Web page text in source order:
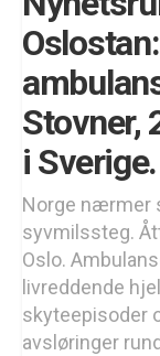
Stovner,
i
Norge nærmer
syvmilssteg.
Oslo.
livreddende
skyteepisoder
avsløringer